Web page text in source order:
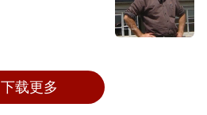
下载更多